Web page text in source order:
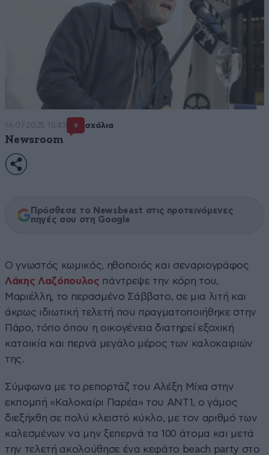
16·07·2025 15:43 9 σχόλια
Newsroom
Πρόσθεσε το Newsbeast στις προτεινόμενες
πηγές σου στη Google
Ο γνωστός κωμικός, ηθοποιός και σεναριογράφος
Λάκης Λαζόπουλος πάντρεψε την κόρη του,
Μαριέλλη, το περασμένο Σάββατο, σε μια λιτή και
άκρως ιδιωτική τελετή που πραγματοποιήθηκε στην
Πάρο, τόπο όπου η οικογένεια διατηρεί εξοχική
κατοικία και περνά μεγάλο μέρος των καλοκαιριών
της.
Σύμφωνα με το ρεπορτάζ του Αλέξη Μίχα στην
εκπομπή «Καλοκαίρι Παρέα» του ΑΝΤ1, ο γάμος
διεξήχθη σε πολύ κλειστό κύκλο, με τον αριθμό των
καλεσμένων να μην ξεπερνά τα 100 άτομα και μετά
την τελετή ακολούθησε ένα κεφάτο beach party στο